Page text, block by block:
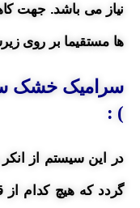
نیاز می باشد. جهت
ها مستقیما بر روی
سرامیک خشک
) :
در این سیستم از
گردد که هیچ کدام از